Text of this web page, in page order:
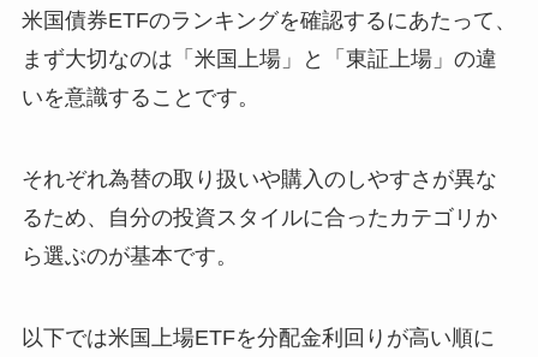
米国債券ETFのランキングを確認するにあたって、
まず大切なのは「米国上場」と「東証上場」の違
いを意識することです。
それぞれ為替の取り扱いや購入のしやすさが異な
るため、自分の投資スタイルに合ったカテゴリか
ら選ぶのが基本です。
以下では米国上場ETFを分配金利回りが高い順に